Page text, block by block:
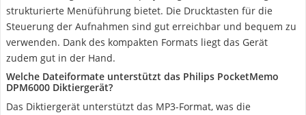
strukturierte Menüführung bietet. Die Drucktasten für die
Steuerung der Aufnahmen sind gut erreichbar und bequem zu
verwenden. Dank des kompakten Formats liegt das Gerät
zudem gut in der Hand.
Welche Dateiformate unterstützt das Philips PocketMemo
DPM6000 Diktiergerät?
Das Diktiergerät unterstützt das MP3-Format, was die